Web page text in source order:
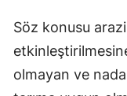
Söz konusu
olmayan ve